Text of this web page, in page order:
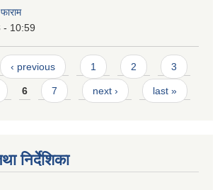
- 10:59
‹ previous 1 2 3
6 7 next › last »
निर्देशिका